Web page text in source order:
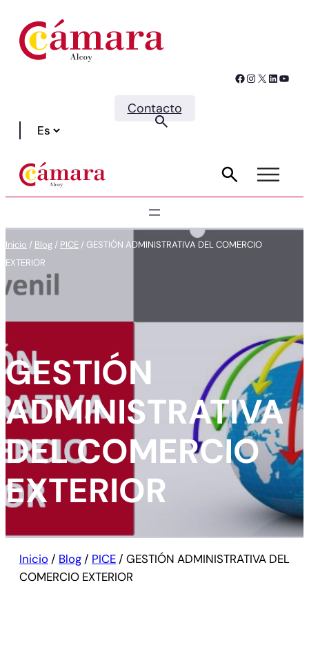
Facebook Instagram X LinkedIn YouTube
Contacto
Inicio / Blog / PICE /GESTIÓN ADMINISTRATIVA DEL COMERCIO
EXTERIOR
GESTIÓN
ADMINISTRATIVA
DEL COMERCIO
EXTERIOR
Inicio / Blog / PICE / GESTIÓN ADMINISTRATIVA DEL
COMERCIO EXTERIOR